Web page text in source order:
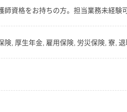
師資格をお持ちの方。担当業務未経験
険, 厚生年金, 雇用保険, 労災保険, 寮,